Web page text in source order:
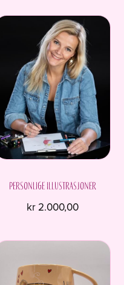
Personlige illustrasjoner
kr2.000,00